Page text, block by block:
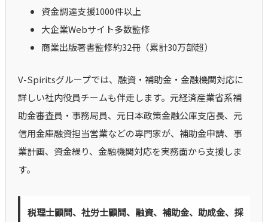
資金調達支援1000件以上
大企業Webサイト多数監修
商業出版著書監修約32冊（累計30万部超）
V-Spiritsグループでは、融資・補助金・金融機関対応に
詳しい社内役員チームも伴走します。元経済産業省系補
助金審査員・事務局員、元日本政策金融公庫支店長、元
信用金庫融資担当営業などの専門家が、補助金申請、事
業計画、資金繰り、金融機関対応を実務面から支援しま
す。
税理士顧問、社労士顧問、融資、補助金、助成金、採